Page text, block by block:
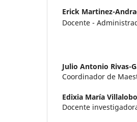
Erick Martinez-
Docente -
Julio Antonio Rivas-
Coordinador de
Edixia María
Docente